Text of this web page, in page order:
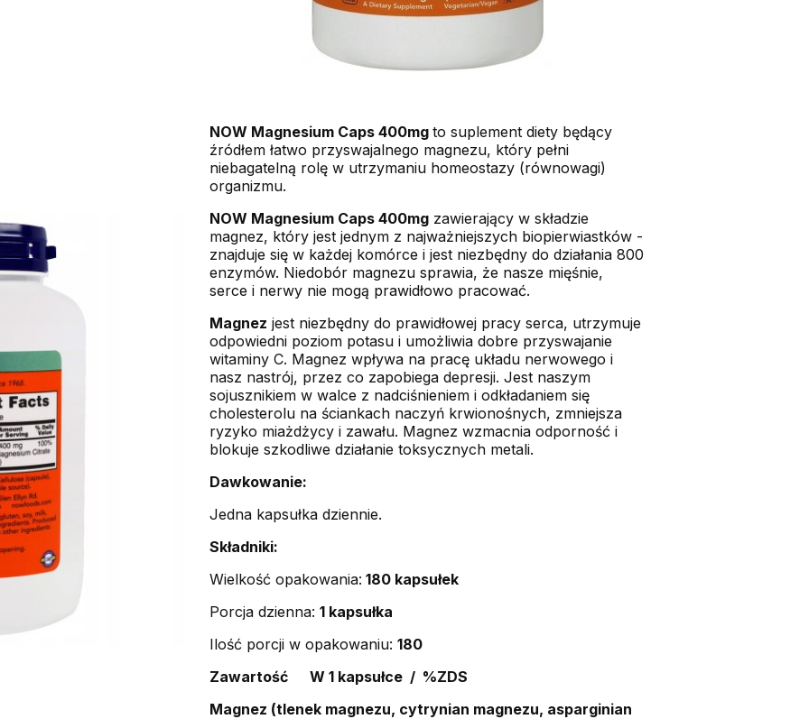
NOW Magnesium Caps 400mg to suplement diety będący
źródłem łatwo przyswajalnego magnezu, który pełni
niebagatelną rolę w utrzymaniu homeostazy (równowagi)
organizmu.
NOW Magnesium Caps 400mg zawierający w składzie
magnez, który jest jednym z najważniejszych biopierwiastków -
znajduje się w każdej komórce i jest niezbędny do działania 800
enzymów. Niedobór magnezu sprawia, że nasze mięśnie,
serce i nerwy nie mogą prawidłowo pracować.
Magnez jest niezbędny do prawidłowej pracy serca, utrzymuje
odpowiedni poziom potasu i umożliwia dobre przyswajanie
witaminy C. Magnez wpływa na pracę układu nerwowego i
nasz nastrój, przez co zapobiega depresji. Jest naszym
sojusznikiem w walce z nadciśnieniem i odkładaniem się
cholesterolu na ściankach naczyń krwionośnych, zmniejsza
ryzyko miażdżycy i zawału. Magnez wzmacnia odporność i
blokuje szkodliwe działanie toksycznych metali.
Dawkowanie:
Jedna kapsułka dziennie.
Składniki:
Wielkość opakowania: 180 kapsułek
Porcja dzienna: 1 kapsułka
Ilość porcji w opakowaniu: 180
Zawartość W 1 kapsułce / %ZDS
Magnez (tlenek magnezu, cytrynian magnezu, asparginian